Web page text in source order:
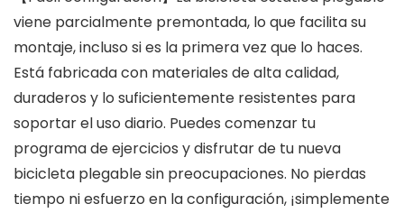
viene parcialmente premontada, lo que facilita su
montaje, incluso si es la primera vez que lo haces.
Está fabricada con materiales de alta calidad,
duraderos y lo suficientemente resistentes para
soportar el uso diario. Puedes comenzar tu
programa de ejercicios y disfrutar de tu nueva
bicicleta plegable sin preocupaciones. No pierdas
tiempo ni esfuerzo en la configuración, ¡simplemente